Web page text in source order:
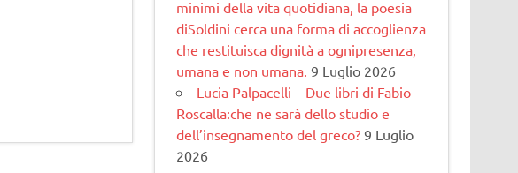
minimi della vita quotidiana, la poesia
diSoldini cerca una forma di accoglienza
che restituisca dignità a ognipresenza,
umana e non umana. 9 Luglio 2026
Lucia Palpacelli – Due libri di Fabio
Roscalla:che ne sarà dello studio e
dell’insegnamento del greco? 9 Luglio
2026